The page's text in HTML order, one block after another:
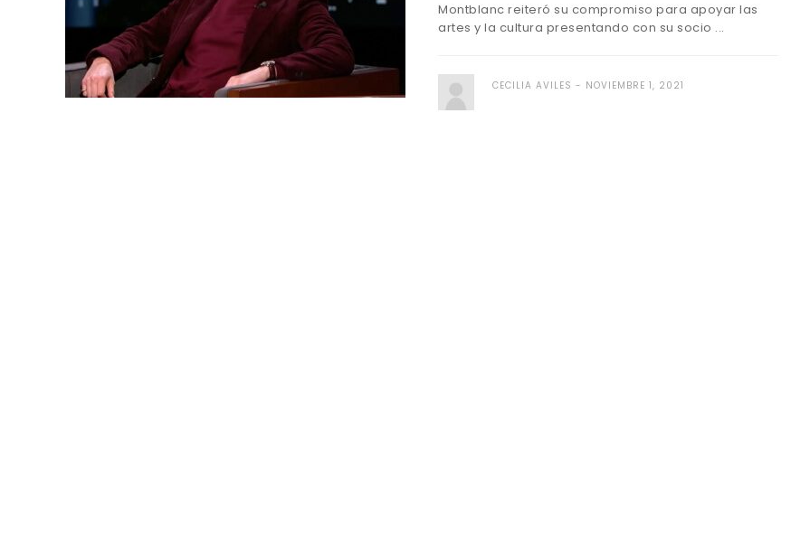
Montblanc reiteró su compromiso para apoyar las
artes y la cultura presentando con su socio ...
CECILIA AVILES NOVIEMBRE 1, 2021